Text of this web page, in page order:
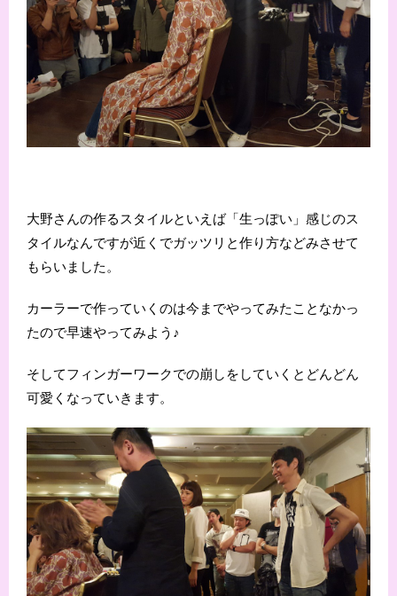
大野さんの作るスタイルといえば「生っぽい」感じのス
タイルなんですが近くでガッツリと作り方などみさせて
もらいました。
カーラーで作っていくのは今までやってみたことなかっ
たので早速やってみよう♪
そしてフィンガーワークでの崩しをしていくとどんどん
可愛くなっていきます。